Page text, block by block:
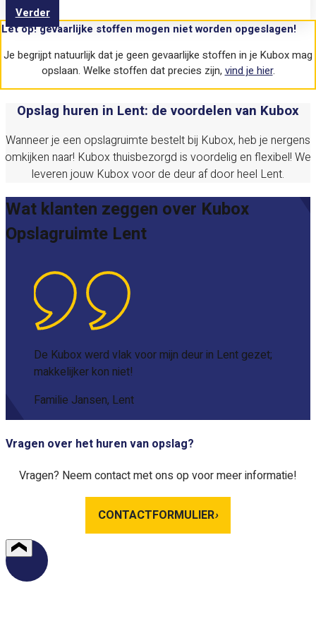
Verder
Let op! gevaarlijke stoffen mogen niet worden opgeslagen!
Je begrijpt natuurlijk dat je geen gevaarlijke stoffen in je Kubox mag
opslaan. Welke stoffen dat precies zijn, vind je hier.
Opslag huren in Lent: de voordelen van Kubox
Wanneer je een opslagruimte bestelt bij Kubox, heb je nergens
omkijken naar! Kubox thuisbezorgd is voordelig en flexibel! We
leveren jouw Kubox voor de deur af door heel Lent.
Wat klanten zeggen over Kubox
Opslagruimte Lent
De Kubox werd vlak voor mijn deur in Lent gezet;
makkelijker kon niet!
Familie Jansen, Lent
Vragen over het huren van opslag?
Vragen? Neem contact met ons op voor meer informatie!
CONTACTFORMULIER›